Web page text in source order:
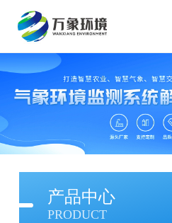
产品中心
PRODUCT